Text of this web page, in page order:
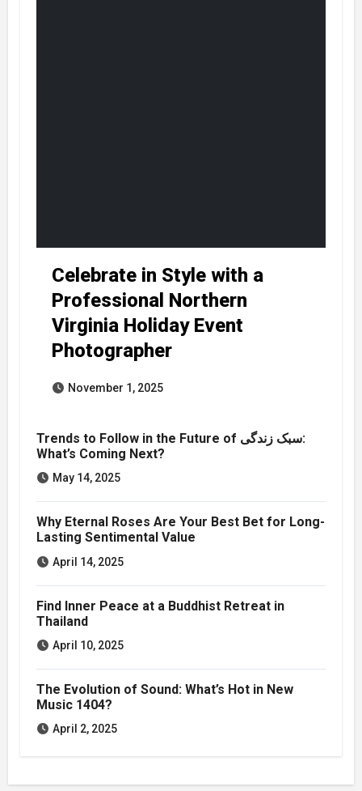
Celebrate in Style with a
Professional Northern
Virginia Holiday Event
Photographer
November 1, 2025
Trends to Follow in the Future of سبک زندگی:
What’s Coming Next?
May 14, 2025
Why Eternal Roses Are Your Best Bet for Long-
Lasting Sentimental Value
April 14, 2025
Find Inner Peace at a Buddhist Retreat in
Thailand
April 10, 2025
The Evolution of Sound: What’s Hot in New
Music 1404?
April 2, 2025